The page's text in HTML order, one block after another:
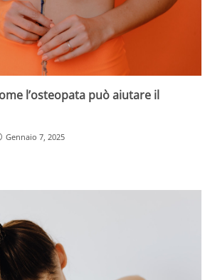
l’osteopata può aiutare il
Gennaio 7, 2025